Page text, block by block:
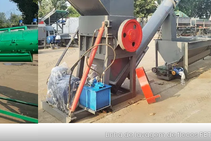
Linha de lavagem de flocos PET